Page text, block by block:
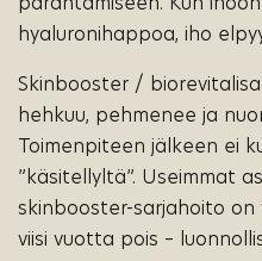
hyaluronihappoa, iho
Skinbooster /
hehkuu, pehmenee ja
Toimenpiteen jälkeen ei
”käsitellyltä”. Useimmat
skinbooster-sarjahoito
viisi vuotta pois –